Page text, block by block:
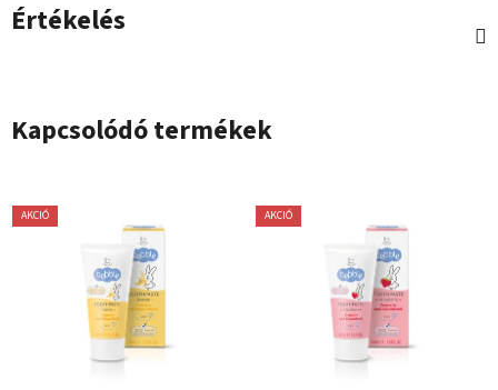
Értékelés
Kapcsolódó termékek
AKCIÓ AKCIÓ